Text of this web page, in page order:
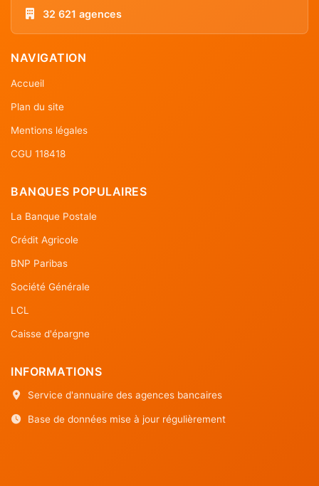
32 621 agences
NAVIGATION
Accueil
Plan du site
Mentions légales
CGU 118418
BANQUES POPULAIRES
La Banque Postale
Crédit Agricole
BNP Paribas
Société Générale
LCL
Caisse d'épargne
INFORMATIONS
Service d'annuaire des agences bancaires
Base de données mise à jour régulièrement